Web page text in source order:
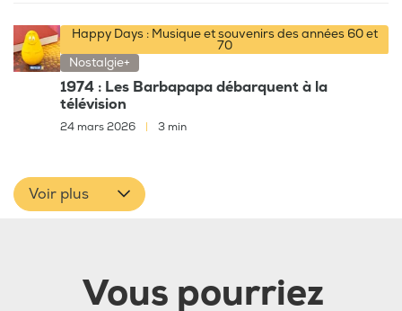
Happy Days : Musique et souvenirs des années 60 et
70
Nostalgie+
1974 : Les Barbapapa débarquent à la
télévision
24 mars 2026 3 min
Voir plus
Vous pourriez